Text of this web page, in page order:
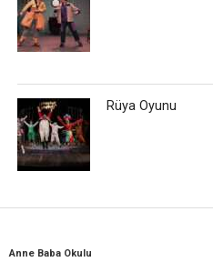
Rüya Oyunu
Anne Baba Okulu